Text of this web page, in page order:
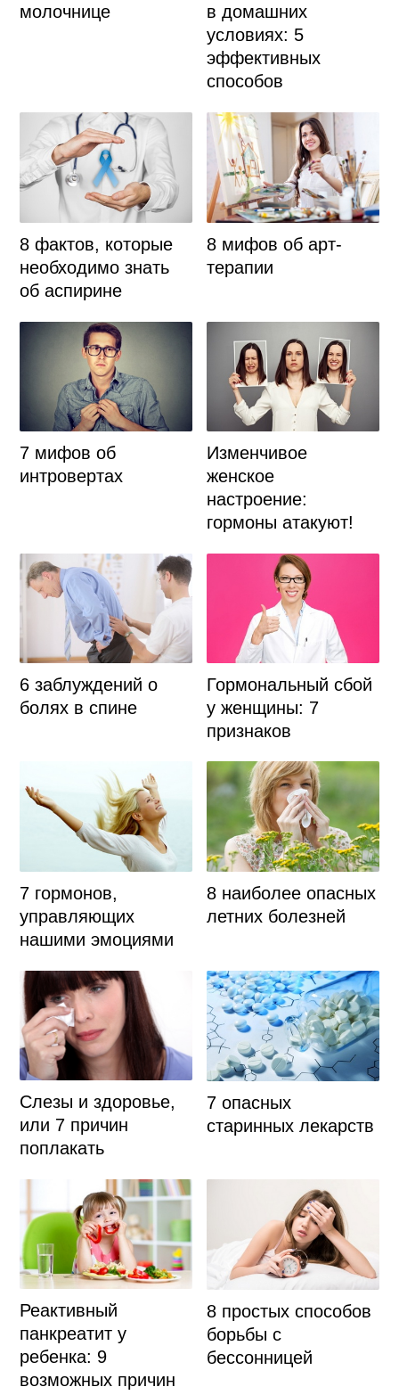
молочнице
в домашних
условиях: 5
эффективных
способов
8 фактов, которые
необходимо знать
об аспирине
8 мифов об арт-
терапии
7 мифов об
интровертах
Изменчивое
женское
настроение:
гормоны атакуют!
6 заблуждений о
болях в спине
Гормональный сбой
у женщины: 7
признаков
7 гормонов,
управляющих
нашими эмоциями
8 наиболее опасных
летних болезней
Слезы и здоровье,
или 7 причин
поплакать
7 опасных
старинных лекарств
Реактивный
панкреатит у
ребенка: 9
возможных причин
8 простых способов
борьбы с
бессонницей